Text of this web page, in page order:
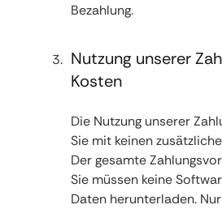
Bezahlung.
Nutzung unserer
Kosten
Die Nutzung unserer
Sie mit keinen
Der gesamte
Sie müssen keine
Daten herunterladen.